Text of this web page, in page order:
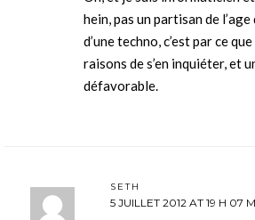
hein, pas un partisan de
d’une techno, c’est par ce
raisons de s’en inquiéter, et
défavorable.
SETH
5 JUILLET 2012 AT 19 H 07